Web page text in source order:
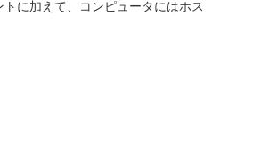
に加えて、コンピュータにはホス